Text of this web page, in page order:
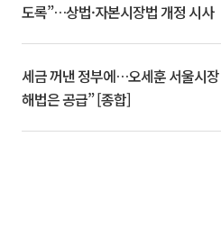
도록”…상법·자본시장법 개정 시사
세금 꺼낸 정부에…오세훈 서울시
해법은 공급” [종합]